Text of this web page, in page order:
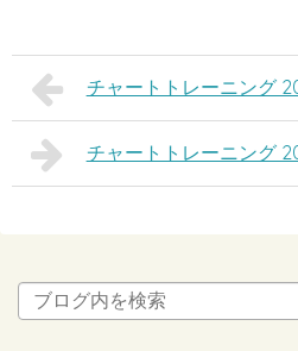
チャートトレーニング
チャートトレーニング